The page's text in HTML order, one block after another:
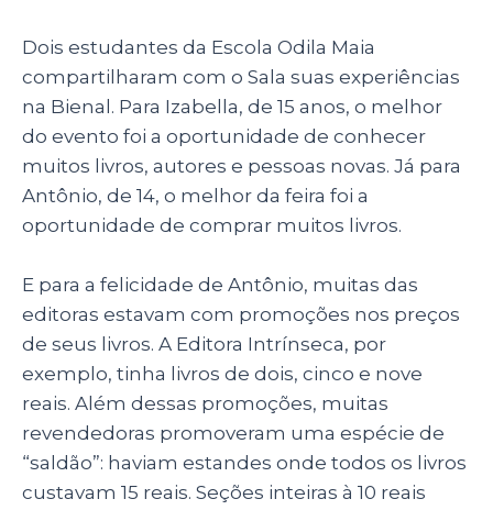
Dois estudantes da Escola Odila Maia
compartilharam com o Sala suas experiências
na Bienal. Para Izabella, de 15 anos, o melhor
do evento foi a oportunidade de conhecer
muitos livros, autores e pessoas novas. Já para
Antônio, de 14, o melhor da feira foi a
oportunidade de comprar muitos livros.
E para a felicidade de Antônio, muitas das
editoras estavam com promoções nos preços
de seus livros. A Editora Intrínseca, por
exemplo, tinha livros de dois, cinco e nove
reais. Além dessas promoções, muitas
revendedoras promoveram uma espécie de
“saldão”: haviam estandes onde todos os livros
custavam 15 reais. Seções inteiras à 10 reais